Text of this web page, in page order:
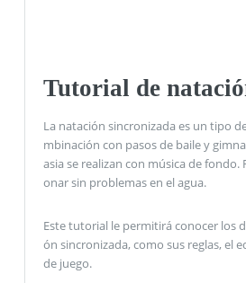
Tutorial de
La natación sincronizada es un tipo
mbinación con pasos de baile y
asia se realizan con música de
onar sin problemas en el agua.
Este tutorial le permitirá conocer los
ón sincronizada, como sus reglas, el
de juego.